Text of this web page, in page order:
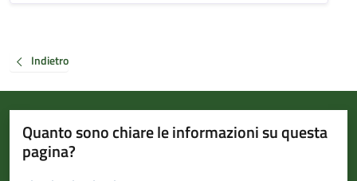
Indietro
Quanto sono chiare le informazioni su questa
pagina?